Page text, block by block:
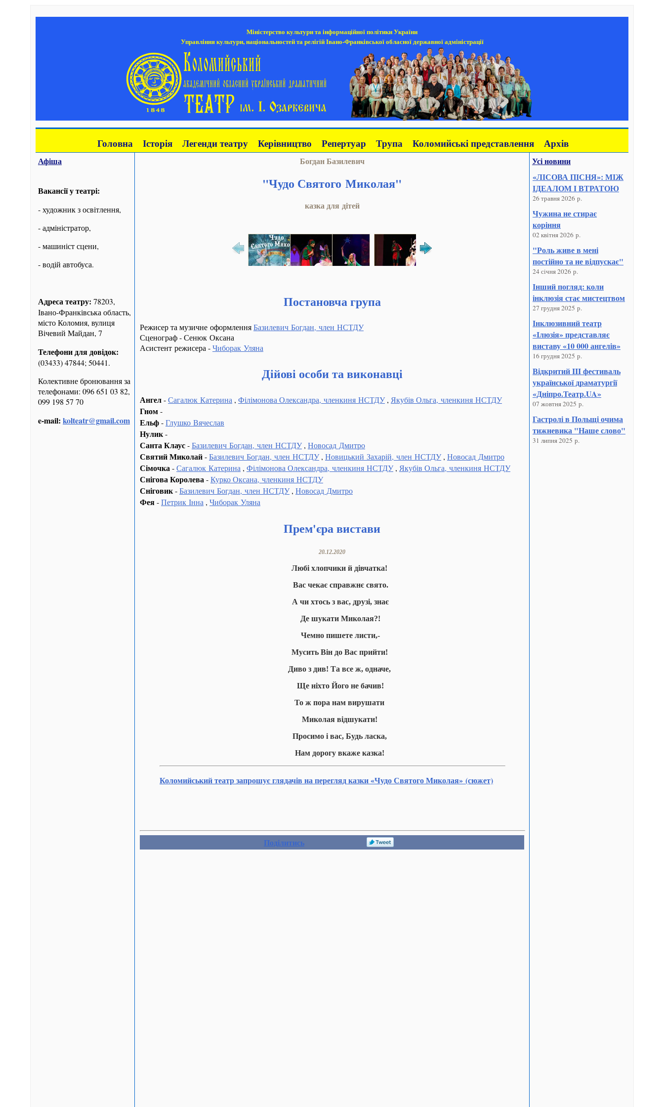
Міністерство культури та інформаційної політики України
Управління культури, національностей та релігій Івано-Франківської обласної державної адміністрації
Головна Історія Легенди театру Керівництво Репертуар Трупа Коломийські представлення Архів
Афіша
Вакансії у театрі:
- художник з освітлення,
- адміністратор,
- машиніст сцени,
- водій автобуса.
Адреса театру: 78203,
Івано-Франківська область,
місто Коломия, вулиця
Вічевий Майдан, 7
Телефони для довідок:
(03433) 47844; 50441.
Колективне бронювання за
телефонами: 096 651 03 82,
099 198 57 70
e-mail: kolteatr@gmail.com
Усі новини
«ЛІСОВА ПІСНЯ»: МІЖ
ІДЕАЛОМ І ВТРАТОЮ
26 травня 2026 р.
Чужина не стирає
коріння
02 квітня 2026 р.
"Роль живе в мені
постійно та не відпускає"
24 січня 2026 р.
Інший погляд: коли
інклюзія стає мистецтвом
27 грудня 2025 р.
Інклюзивний театр
«Ілюзія» представляє
виставу «10 000 ангелів»
16 грудня 2025 р.
Відкритий III фестиваль
української драматургії
«Дніпро.Театр.UA»
07 жовтня 2025 р.
Гастролі в Польщі очима
тижневика "Наше слово"
31 липня 2025 р.
Богдан Базилевич
"Чудо Святого Миколая"
казка для дітей
Постановча група
Режисер та музичне оформленняБазилевич Богдан, член НСТДУ
Сценограф - Сенюк Оксана
Асистент режисера -Чиборак Уляна
Дійові особи та виконавці
Ангел-Сагалюк Катерина , Філімонова Олександра, членкиня НСТДУ, Якубів Ольга, членкиня НСТДУ
Гном-
Ельф-Глушко Вячеслав
Нулик-
Санта Клаус-Базилевич Богдан, член НСТДУ, Новосад Дмитро
Святий Миколай-Базилевич Богдан, член НСТДУ, Новицький Захарій, член НСТДУ, Новосад Дмитро
Сімочка-Сагалюк Катерина , Філімонова Олександра, членкиня НСТДУ, Якубів Ольга, членкиня НСТДУ
Снігова Королева-Курко Оксана, членкиня НСТДУ
Сніговик-Базилевич Богдан, член НСТДУ, Новосад Дмитро
Фея-Петрик Інна , Чиборак Уляна
Прем'єра вистави
20.12.2020
Любі хлопчики й дівчатка!
Вас чекає справжнє свято.
А чи хтось з вас, друзі, знає
Де шукати Миколая?!
Чемно пишете листи,-
Мусить Він до Вас прийти!
Диво з див! Та все ж, одначе,
Ще ніхто Його не бачив!
То ж пора нам вирушати
Миколая відшукати!
Просимо і вас, Будь ласка,
Нам дорогу вкаже казка!
Коломийський театр запрошує глядачів на перегляд казки «Чудо Святого Миколая» (сюжет)
Поділитись